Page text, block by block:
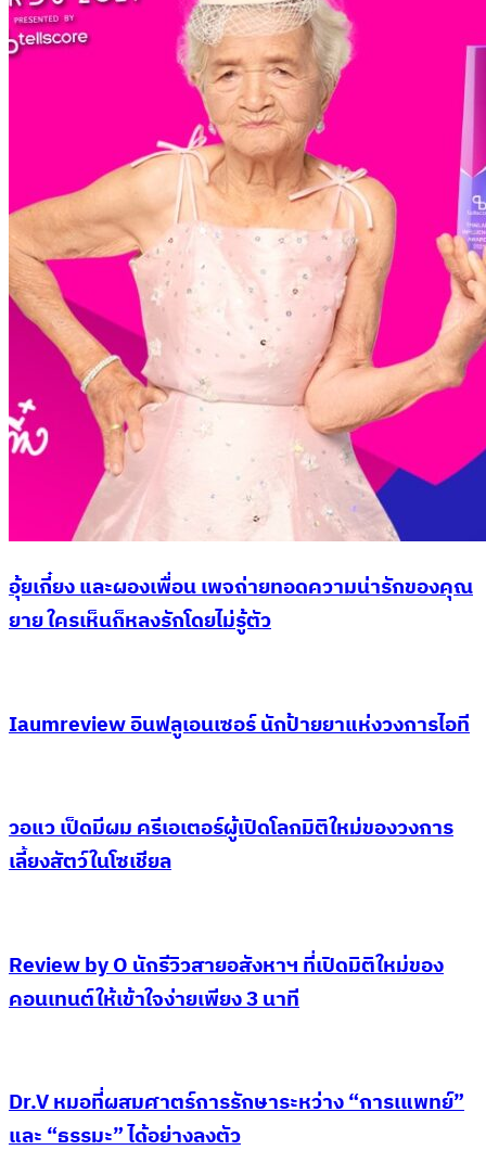
อุ้ยเกี๋ยง และผองเพื่อน เพจถ่ายทอดความน่ารักของคุณ
ยาย ใครเห็นก็หลงรักโดยไม่รู้ตัว
Iaumreview อินฟลูเอนเซอร์ นักป้ายยาแห่งวงการไอที
วอแว เป็ดมีผม ครีเอเตอร์ผู้เปิดโลกมิติใหม่ของวงการ
เลี้ยงสัตว์ในโซเชียล
Review by O นักรีวิวสายอสังหาฯ ที่เปิดมิติใหม่ของ
คอนเทนต์ให้เข้าใจง่ายเพียง 3 นาที
Dr.V หมอที่ผสมศาตร์การรักษาระหว่าง “การเแพทย์”
และ “ธรรมะ” ได้อย่างลงตัว